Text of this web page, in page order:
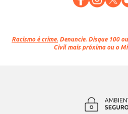
Racismo é crime. Denuncie. Disque 100
Civil mais próxima ou o